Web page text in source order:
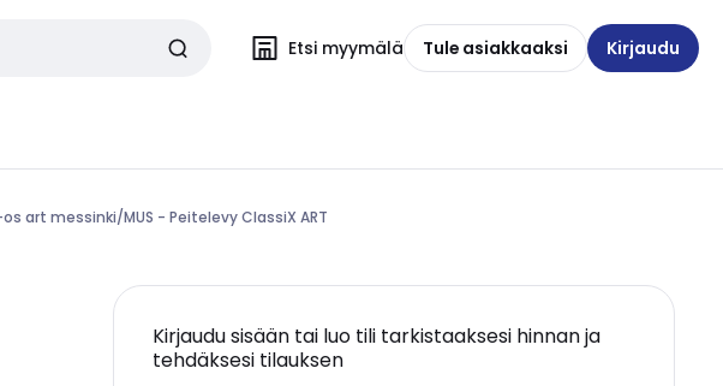
Etsi myymälä Tule asiakkaaksi Kirjaudu
os art messinki/MUS - Peitelevy ClassiX ART
Kirjaudu sisään tai luo tili tarkistaaksesi hinnan ja
tehdäksesi tilauksen